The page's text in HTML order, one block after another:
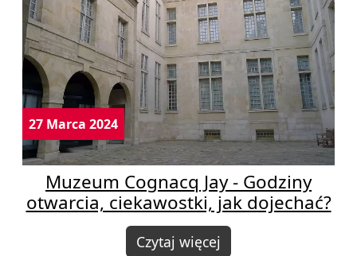
27 Marca 2024
Muzeum Cognacq Jay - Godziny
otwarcia, ciekawostki, jak dojechać?
Czytaj więcej